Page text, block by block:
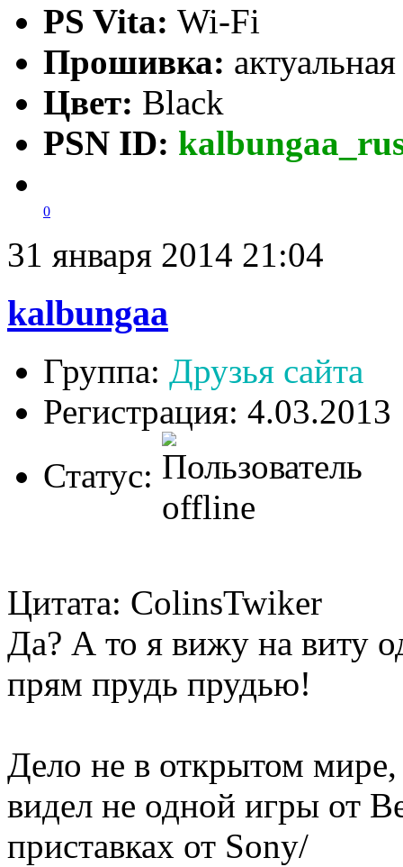
PS Vita: Wi-Fi
Прошивка:
Цвет: Black
PSN ID:
0
31 января 2014 21:04
kalbungaa
Группа: Друзья сайта
Регистрация: 4.03.2013
Статус:
Цитата: ColinsTwiker
Да? А то я вижу на виту
прям прудь прудью!
Дело не в открытом
видел не одной игры от
приставках от Sony/